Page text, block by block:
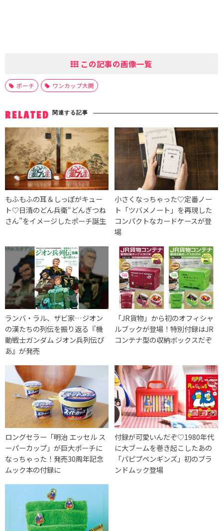
この記事の画像一覧
ポーチ ワンカップ大関
RELATED 関連する記事
もふもふの耳＆しっぽがキュー
ト♡日清のどん兵衛“どんぎつね
さん”をイメージしたポーチ誕生
小さくなっちゃった♡定番ノー
ト「ツバメノート」を再現した
コンパクトなカードケースが登
場
ランバ・ラル、ザビ家…ジオン
の漢たちの列伝を振り返る『機
動戦士ガンダム ジオン兵列伝ぴ
あ』が発売
「JR貨物」から初のオフィシャ
ルブックが登場！特別付録はJR
コンテナ型の収納ボックスだぞ
ロングセラー「明治 エッセル ス
ーパーカップ」が巨大ポーチに
なっちゃった！発売30周年記念
ムック本の付録に
付録が可愛いんだぞ♡1980年代
に大ブームを巻き起こしたあの
「パピプペンギンズ」初のブラ
ンドムック登場